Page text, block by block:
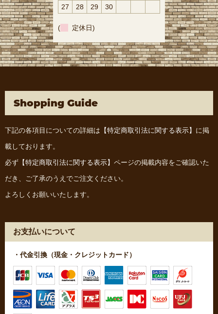
27 28 29 30
( 定休日)
Shopping Guide
下記の各項目についての詳細は 【特定商取引法に関する表示】 に掲
載しております。
必ず 【特定商取引法に関する表示】 ページの掲載内容をご確認いた
だき、ご了承のうえでご注文ください。
よろしくお願いいたします。
お支払いについて
・代金引換（現金・クレジットカード）